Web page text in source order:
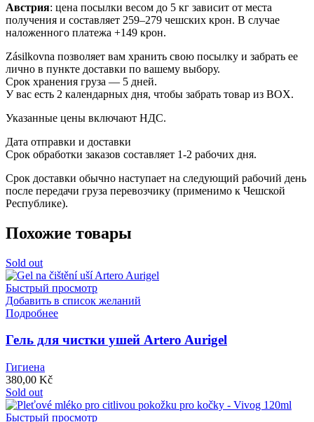
Австрия: цена посылки весом до 5 кг зависит от места
получения и составляет 259–279 чешских крон. В случае
наложенного платежа +149 крон.
Zásilkovna позволяет вам хранить свою посылку и забрать ее
лично в пункте доставки по вашему выбору.
Срок хранения груза — 5 дней.
У вас есть 2 календарных дня, чтобы забрать товар из BOX.
Указанные цены включают НДС.
Дата отправки и доставки
Срок обработки заказов составляет 1-2 рабочих дня.
Срок доставки обычно наступает на следующий рабочий день
после передачи груза перевозчику (применимо к Чешской
Республике).
Похожие товары
Sold out
Быстрый просмотр
Добавить в список желаний
Подробнее
Гель для чистки ушей Artero Aurigel
Гигиена
380,00 Kč
Sold out
Быстрый просмотр